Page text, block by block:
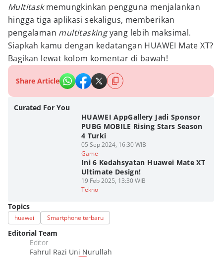
Multitaskmemungkinkan pengguna menjalankan
hingga tiga aplikasi sekaligus, memberikan
pengalaman multitaskingyang lebih maksimal.
Siapkah kamu dengan kedatangan HUAWEI Mate XT?
Bagikan lewat kolom komentar di bawah!
Share Article
Curated For You
HUAWEI AppGallery Jadi Sponsor
PUBG MOBILE Rising Stars Season
4 Turki
05 Sep 2024, 16:30 WIB
Game
Ini 6 Kedahsyatan Huawei Mate XT
Ultimate Design!
19 Feb 2025, 13:30 WIB
Tekno
Topics
huawei Smartphone terbaru
Editorial Team
Editor
Fahrul Razi Uni Nurullah